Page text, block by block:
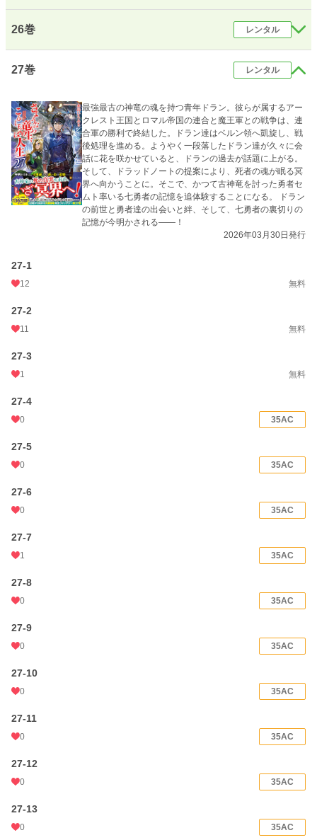
26巻 レンタル
27巻 レンタル
最強最古の神竜の魂を持つ青年ドラン。彼らが属するアー
クレスト王国とロマル帝国の連合と魔王軍との戦争は、連
合軍の勝利で終結した。ドラン達はベルン領へ凱旋し、戦
後処理を進める。ようやく一段落したドラン達が久々に会
話に花を咲かせていると、ドランの過去が話題に上がる。
そして、ドラッドノートの提案により、死者の魂が眠る冥
界へ向かうことに。そこで、かつて古神竜を討った勇者セ
ムト率いる七勇者の記憶を追体験することになる。 ドラン
の前世と勇者達の出会いと絆、そして、七勇者の裏切りの
記憶が今明かされる――！
2026年03月30日発行
27-1
12 無料
27-2
11 無料
27-3
1 無料
27-4
0 35AC
27-5
0 35AC
27-6
0 35AC
27-7
1 35AC
27-8
0 35AC
27-9
0 35AC
27-10
0 35AC
27-11
0 35AC
27-12
0 35AC
27-13
0 35AC